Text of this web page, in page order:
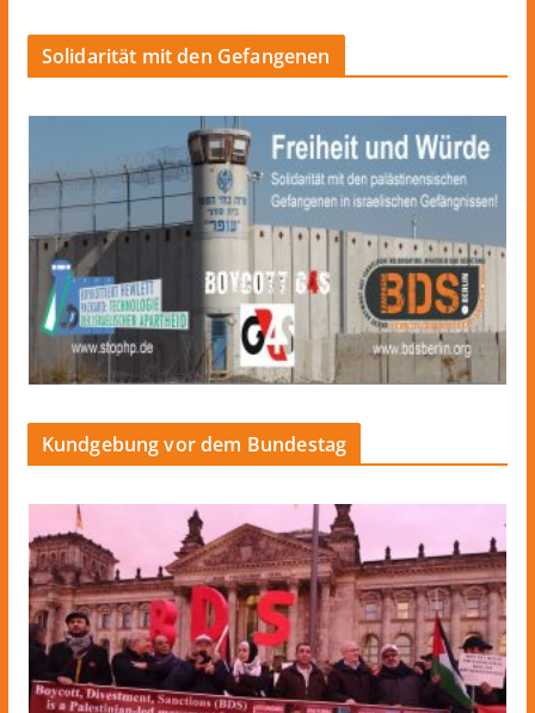
Solidarität mit den Gefangenen
Kundgebung vor dem Bundestag